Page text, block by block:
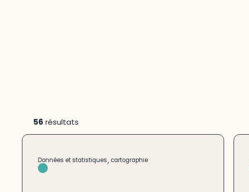
56 résultats
Données et statistiques, cartographie